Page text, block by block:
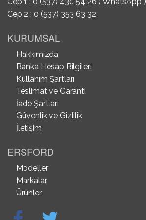
Cep 2 : 0 (537) 353 63 32
KURUMSAL
Hakkımızda
Banka Hesap Bilgileri
Kullanım Şartları
Teslimat ve Garanti
İade Şartları
Güvenlik ve Gizlilik
İletişim
ERSFORD
Modeller
Markalar
Ürünler